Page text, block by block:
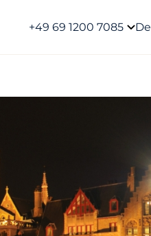
+49 69 1200 7085 De